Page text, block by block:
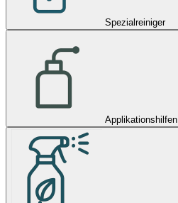
Spezialreiniger
Applikationshilfen